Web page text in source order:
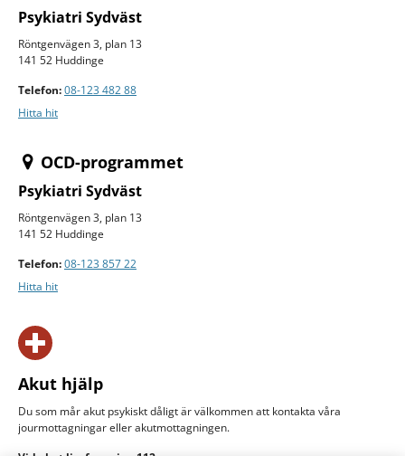
Psykiatri Sydväst
Röntgenvägen 3, plan 13
141 52 Huddinge
Telefon:08-123 482 88
Hitta hit
OCD-programmet
Psykiatri Sydväst
Röntgenvägen 3, plan 13
141 52 Huddinge
Telefon:08-123 857 22
Hitta hit
Akut hjälp
Du som mår akut psykiskt dåligt är välkommen att kontakta våra
jourmottagningar eller akut­mottagningen.